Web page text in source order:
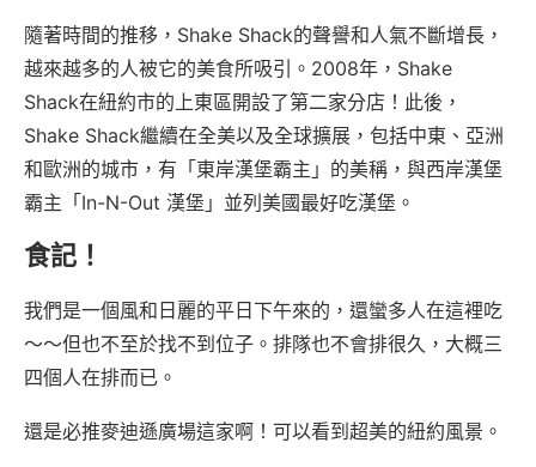
隨著時間的推移，Shake Shack的聲譽和人氣不斷增長，
越來越多的人被它的美食所吸引。2008年，Shake
Shack在紐約市的上東區開設了第二家分店！此後，
Shake Shack繼續在全美以及全球擴展，包括中東、亞洲
和歐洲的城市，有「東岸漢堡霸主」的美稱，與西岸漢堡
霸主「In-N-Out 漢堡」並列美國最好吃漢堡。
食記！
我們是一個風和日麗的平日下午來的，還蠻多人在這裡吃
～～但也不至於找不到位子。排隊也不會排很久，大概三
四個人在排而已。
還是必推麥迪遜廣場這家啊！可以看到超美的紐約風景。